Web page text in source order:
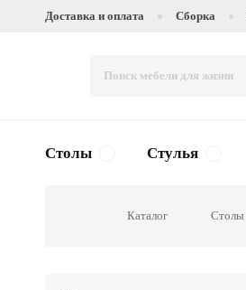
Доставка и оплата Сборка
Столы Стулья
Каталог Столы